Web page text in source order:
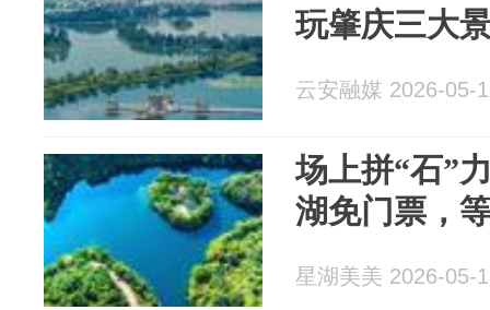
玩肇庆三大
云安融媒 2026-05-
场上拼“石”
湖免门票，
星湖美美 2026-05-